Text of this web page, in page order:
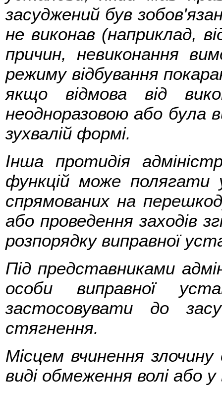
засуджений був
не виконав (наприклад,
причин, невиконання
режиму відбування
якщо відмова від
неодноразовою або була
зухвалій формі.
Інша протидія
функцій може полягати
спрямованих на
або проведення заходів
розпорядку виправної
Під представниками
особи виправної
застосовувати до
стягнення.
Місцем вчинення злочину
виді обмеження волі або у